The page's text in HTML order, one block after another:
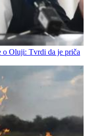
o Oluji: Tvrdi da je priča